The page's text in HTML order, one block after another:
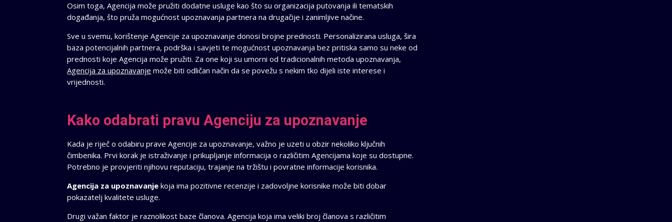
Osim toga, Agencija može pružiti dodatne usluge kao što su organizacija putovanja ili tematskih
događanja, što pruža mogućnost upoznavanja partnera na drugačije i zanimljive načine.
Sve u svemu, korištenje Agencije za upoznavanje donosi brojne prednosti. Personalizirana usluga, šira
baza potencijalnih partnera, podrška i savjeti te mogućnost upoznavanja bez pritiska samo su neke od
prednosti koje Agencija može pružiti. Za one koji su umorni od tradicionalnih metoda upoznavanja,
Agencija za upoznavanje može biti odličan način da se povežu s nekim tko dijeli iste interese i
vrijednosti.
Kako odabrati pravu Agenciju za upoznavanje
Kada je riječ o odabiru prave Agencije za upoznavanje, važno je uzeti u obzir nekoliko ključnih
čimbenika. Prvi korak je istraživanje i prikupljanje informacija o različitim Agencijama koje su dostupne.
Potrebno je provjeriti njihovu reputaciju, trajanje na tržištu i povratne informacije korisnika.
Agencija za upoznavanje koja ima pozitivne recenzije i zadovoljne korisnike može biti dobar
pokazatelj kvalitete usluge.
Drugi važan faktor je raznolikost baze članova. Agencija koja ima veliki broj članova s različitim